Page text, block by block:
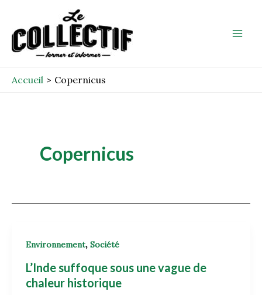
contenu
Accueil Copernicus
Copernicus
Environnement, Société
L’Inde suffoque sous une vague de
chaleur historique